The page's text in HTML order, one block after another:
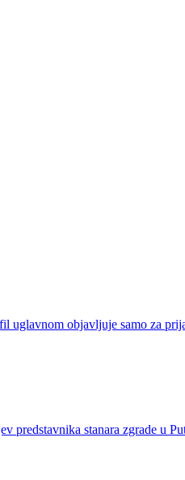
objavljuje samo za
stanara zgrade u